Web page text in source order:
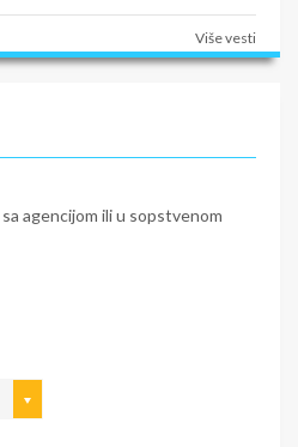
Više vesti
agencijom ili u sopstvenom